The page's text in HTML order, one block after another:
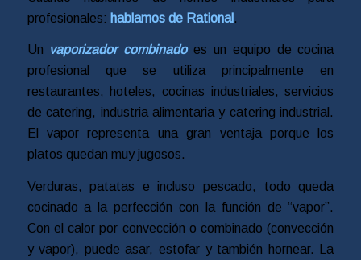
profesionales: hablamos de Rational.
Un vaporizador combinadoes un equipo de cocina
profesional que se utiliza principalmente en
restaurantes, hoteles, cocinas industriales, servicios
de catering, industria alimentaria y catering industrial.
El vapor representa una gran ventaja porque los
platos quedan muy jugosos.
Verduras, patatas e incluso pescado, todo queda
cocinado a la perfección con la función de “vapor”.
Con el calor por convección o combinado (convección
y vapor), puede asar, estofar y también hornear. La